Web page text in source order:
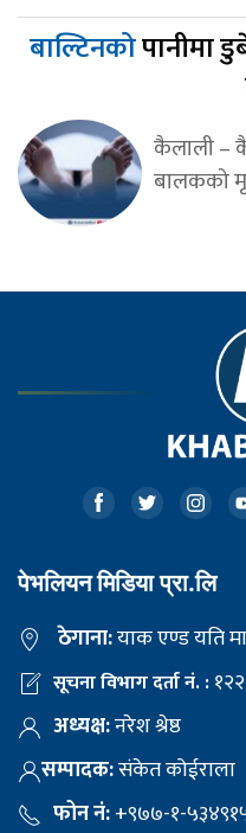
बाल्टिनकोपानीमा
कैलाली –
बालकको
पेभलियन मिडिया प्रा.लि
ठेगाना:याक एण्ड यति
सूचना विभाग दर्ता नं. :
अध्यक्ष:नरेश श्रेष्ठ
सम्पादक:संकेत कोईराला
फोन नं:+९७७-१-